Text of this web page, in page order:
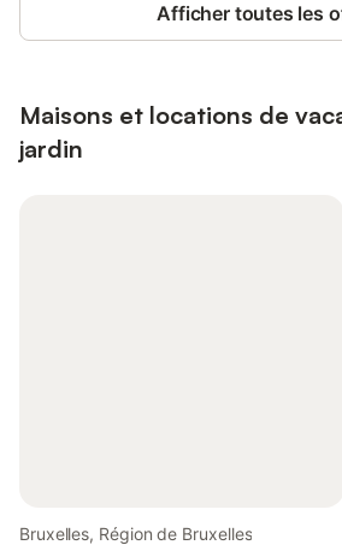
Afficher toutes les
Maisons et locations de
jardin
Bruxelles, Région de Bruxelles